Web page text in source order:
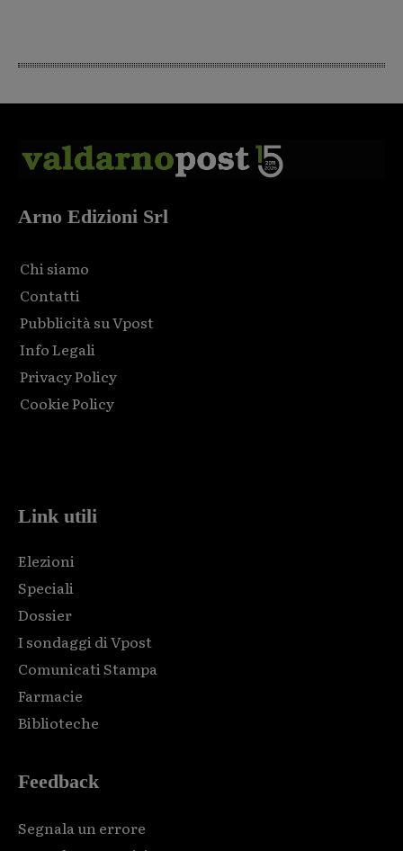
Arno Edizioni Srl
Chi siamo
Contatti
Pubblicità su Vpost
Info Legali
Privacy Policy
Cookie Policy
Link utili
Elezioni
Speciali
Dossier
I sondaggi di Vpost
Comunicati Stampa
Farmacie
Biblioteche
Feedback
Segnala un errore